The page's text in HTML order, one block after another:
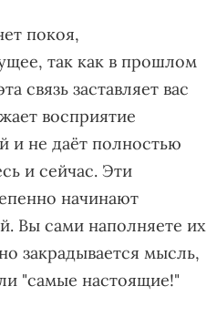
покоя,
так как в прошлом
связь заставляет вас
восприятие
и не даёт полностью
и сейчас. Эти
начинают
Вы сами наполняете их
закрадывается мысль,
"самые настоящие!"